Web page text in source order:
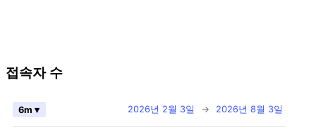
접속자 수
2026년 2월 3일 → 2026년 8월 3일
6m ▾